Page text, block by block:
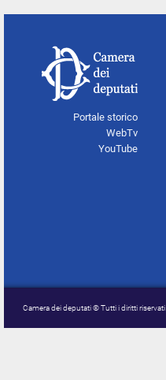
Portale storico
WebTv
YouTube
Camera dei deputati © Tutti i diritti riservati